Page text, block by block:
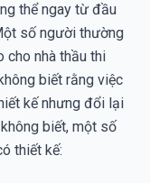
thể ngay từ đầu
số người thường
cho nhà thầu thi
biết rằng việc
kế nhưng đổi lại
biết, một số
thiết kế: